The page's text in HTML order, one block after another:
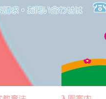
請求・お問い合わせは​​